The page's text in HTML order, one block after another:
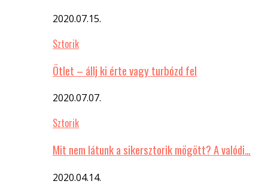
2020.07.15.
Sztorik
Ötlet – állj ki érte vagy turbózd fel
2020.07.07.
Sztorik
Mit nem látunk a sikersztorik mögött? A valódi…
2020.04.14.